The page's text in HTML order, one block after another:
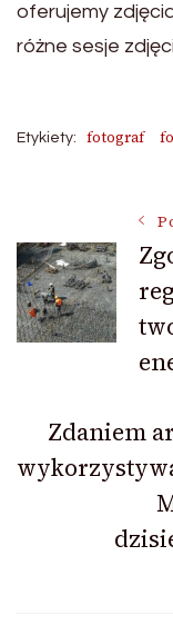
oferujemy
różne sesje
Etykiety: fotograf
wpisu
Zdaniem